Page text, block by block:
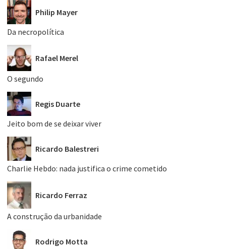
Philip Mayer
Da necropolítica
Rafael Merel
O segundo
Regis Duarte
Jeito bom de se deixar viver
Ricardo Balestreri
Charlie Hebdo: nada justifica o crime cometido
Ricardo Ferraz
A construção da urbanidade
Rodrigo Motta